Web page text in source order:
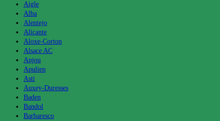
Aigle
Alba
Alentejo
Alicante
Aloxe-Corton
Alsace AC
Anjou
Apulien
Asti
Auxey-Duresses
Baden
Bandol
Barbaresco